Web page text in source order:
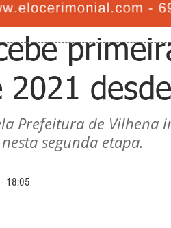
2021
Prefeitura de Vilhena
segunda etapa.
18:05